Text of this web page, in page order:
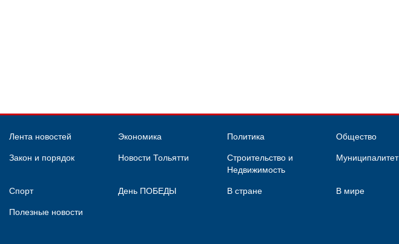
Лента новостей Экономика Политика Общество
Закон и порядок Новости Тольятти
Строительство и
Недвижимость
Муниципалитет
Спорт День ПОБЕДЫ В стране В мире
Полезные новости